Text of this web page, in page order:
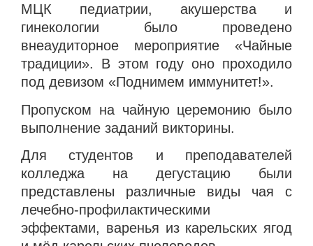
МЦК педиатрии, акушерства и
гинекологии было проведено
внеаудиторное мероприятие «Чайные
традиции». В этом году оно проходило
под девизом «Поднимем иммунитет!».
Пропуском на чайную церемонию было
выполнение заданий викторины.
Для студентов и преподавателей
колледжа на дегустацию были
представлены различные виды чая с
лечебно-профилактическими
эффектами, варенья из карельских ягод